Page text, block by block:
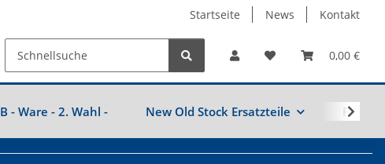
Startseite News Kontakt
0,00 €
B - Ware - 2. Wahl - New Old Stock Ersatzteile